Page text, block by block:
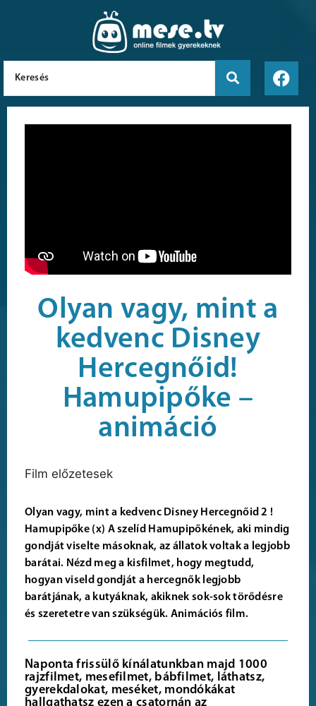
Olyan vagy, mint a
kedvenc Disney
Hercegnőid!
Hamupipőke –
animáció
Film előzetesek
Olyan vagy, mint a kedvenc Disney Hercegnőid 2 !
Hamupipőke (x) A szelíd Hamupipőkének, aki mindig
gondját viselte másoknak, az állatok voltak a legjobb
barátai. Nézd meg a kisfilmet, hogy megtudd,
hogyan viseld gondját a hercegnők legjobb
barátjának, a kutyáknak, akiknek sok-sok törődésre
és szeretetre van szükségük. Animációs film.
Naponta frissülő kínálatunkban majd 1000
rajzfilmet, mesefilmet, bábfilmet, láthatsz,
gyerekdalokat, meséket, mondókákat
hallgathatsz ezen a csatornán az